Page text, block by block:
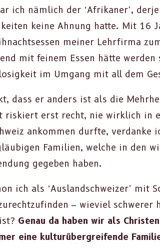
ich näm­lich der ‘Afrikan­er’,
keine Ahnung hat­te. Mit 16
mein­er Lehrfir­ma
mit feinem Essen hätte
im Umgang mit all dem
dass er anders ist als die
riskiert erst recht, nie wirk­lich in
ankom­men durfte, ver­danke
Fam­i­lien, welche in den
gegeben haben.
ich als ‘Aus­land­schweiz­er’ mit
– wieviel schw­er­er
Genau da haben wir als
eine kul­turüber­greifende